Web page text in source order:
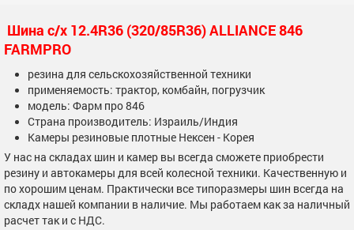
Шина с/х 12.4R36 (320/85R36) ALLIANCE 846
FARMPRO
резина для сельскохозяйственной техники
применяемость: трактор, комбайн, погрузчик
модель: Фарм про 846
Страна производитель: Израиль/Индия
Камеры резиновые плотные Нексен - Корея
У нас на складах шин и камер вы всегда сможете приобрести
резину и автокамеры для всей колесной техники. Качественную и
по хорошим ценам. Практически все типоразмеры шин всегда на
складх нашей компании в наличие. Мы работаем как за наличный
расчет так и с НДС.